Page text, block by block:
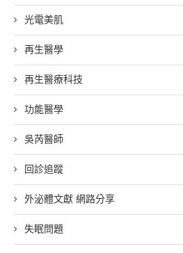
光電美肌
再生醫學
再生醫療科技
功能醫學
吳芮醫師
回診追蹤
外泌體文獻 網路分享
失眠問題